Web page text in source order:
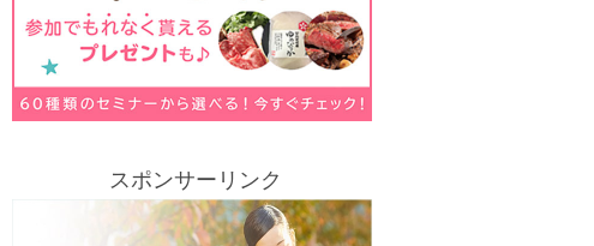
スポンサーリンク